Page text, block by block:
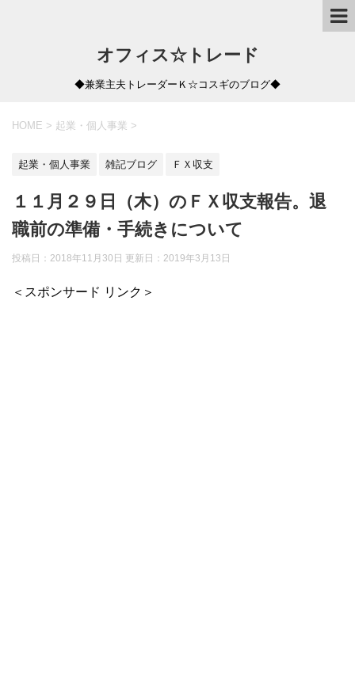
オフィス☆トレード
◆兼業主夫トレーダーＫ☆コスギのブログ◆
HOME > 起業・個人事業 >
起業・個人事業 雑記ブログ ＦＸ収支
１１月２９日（木）のＦＸ収支報告。退
職前の準備・手続きについて
投稿日：2018年11月30日 更新日： 2019年3月13日
＜スポンサード リンク＞